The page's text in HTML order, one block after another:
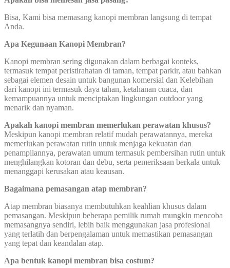
Bisa, Kami bisa memasang kanopi membran langsung di tempat
Anda.
Apa Kegunaan Kanopi Membran?
Kanopi membran sering digunakan dalam berbagai konteks,
termasuk tempat peristirahatan di taman, tempat parkir, atau bahkan
sebagai elemen desain untuk bangunan komersial dan Kelebihan
dari kanopi ini termasuk daya tahan, ketahanan cuaca, dan
kemampuannya untuk menciptakan lingkungan outdoor yang
menarik dan nyaman.
Apakah kanopi membran memerlukan perawatan khusus?
Meskipun kanopi membran relatif mudah perawatannya, mereka
memerlukan perawatan rutin untuk menjaga kekuatan dan
penampilannya, perawatan umum termasuk pembersihan rutin untuk
menghilangkan kotoran dan debu, serta pemeriksaan berkala untuk
menanggapi kerusakan atau keausan.
Bagaimana pemasangan atap membran?
Atap membran biasanya membutuhkan keahlian khusus dalam
pemasangan. Meskipun beberapa pemilik rumah mungkin mencoba
memasangnya sendiri, lebih baik menggunakan jasa profesional
yang terlatih dan berpengalaman untuk memastikan pemasangan
yang tepat dan keandalan atap.
Apa bentuk kanopi membran bisa costum?